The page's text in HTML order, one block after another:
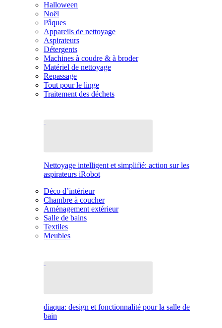
Halloween
Noël
Pâques
Appareils de nettoyage
Aspirateurs
Détergents
Machines à coudre & à broder
Matériel de nettoyage
Repassage
Tout pour le linge
Traitement des déchets
Nettoyage intelligent et simplifié: action sur les
aspirateurs iRobot
Déco d’intérieur
Chambre à coucher
Aménagement extérieur
Salle de bains
Textiles
Meubles
diaqua: design et fonctionnalité pour la salle de
bain